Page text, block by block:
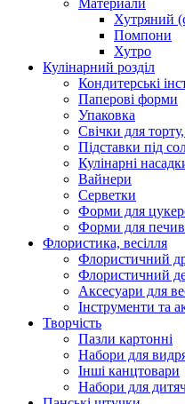
Хутряний
Помпони
Хутро
Кулінарний розділ
Кондитерські
Паперові форми
Упаковка
Свічки для
Підставки під
Кулінарні
Вайнери
Серветки
Форми для
Форми для
Флористика, весілля
Флористичний
Флористичний
Аксесуари для
Інструменти та
Творчість
Пазли картонні
Набори для
Інші канцтовари
Набори для